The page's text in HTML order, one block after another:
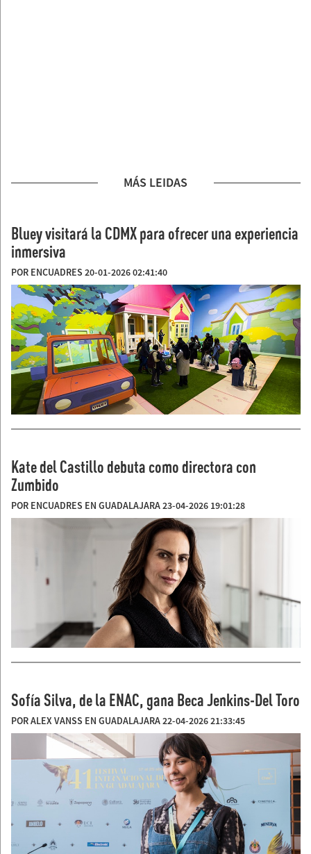
MÁS LEIDAS
Bluey visitará la CDMX para ofrecer una experiencia
inmersiva
POR ENCUADRES 20-01-2026 02:41:40
Kate del Castillo debuta como directora con
Zumbido
POR ENCUADRES EN GUADALAJARA 23-04-2026 19:01:28
Sofía Silva, de la ENAC, gana Beca Jenkins-Del Toro
POR ALEX VANSS EN GUADALAJARA 22-04-2026 21:33:45